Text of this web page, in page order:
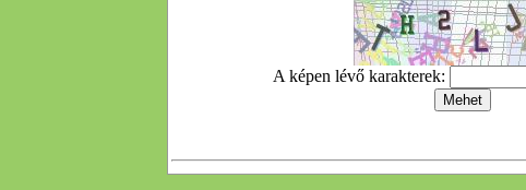
A képen lévő karakterek: